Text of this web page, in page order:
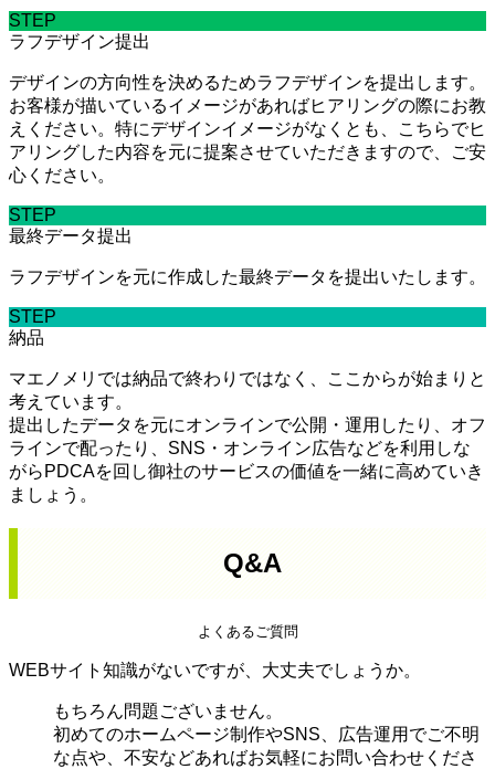
STEP
ラフデザイン提出
デザインの方向性を決めるためラフデザインを提出します。
お客様が描いているイメージがあればヒアリングの際にお教
えください。特にデザインイメージがなくとも、こちらでヒ
アリングした内容を元に提案させていただきますので、ご安
心ください。
STEP
最終データ提出
ラフデザインを元に作成した最終データを提出いたします。
STEP
納品
マエノメリでは納品で終わりではなく、ここからが始まりと
考えています。
提出したデータを元にオンラインで公開・運用したり、オフ
ラインで配ったり、SNS・オンライン広告などを利用しな
がらPDCAを回し御社のサービスの価値を一緒に高めていき
ましょう。
Q&A
よくあるご質問
WEBサイト知識がないですが、大丈夫でしょうか。
もちろん問題ございません。
初めてのホームページ制作やSNS、広告運用でご不明
な点や、不安などあればお気軽にお問い合わせくださ